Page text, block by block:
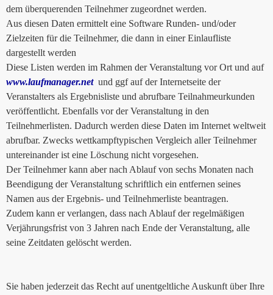
dem überquerenden Teilnehmer zugeordnet werden.
Aus diesen Daten ermittelt eine Software Runden- und/oder
Zielzeiten für die Teilnehmer, die dann in einer Einlaufliste
dargestellt werden
Diese Listen werden im Rahmen der Veranstaltung vor Ort und auf
www.laufmanager.netund ggf auf der Internetseite der
Veranstalters als Ergebnisliste und abrufbare Teilnahmeurkunden
veröffentlicht. Ebenfalls vor der Veranstaltung in den
Teilnehmerlisten. Dadurch werden diese Daten im Internet weltweit
abrufbar. Zwecks wettkampftypischen Vergleich aller Teilnehmer
untereinander ist eine Löschung nicht vorgesehen.
Der Teilnehmer kann aber nach Ablauf von sechs Monaten nach
Beendigung der Veranstaltung schriftlich ein entfernen seines
Namen aus der Ergebnis- und Teilnehmerliste beantragen.
Zudem kann er verlangen, dass nach Ablauf der regelmäßigen
Verjährungsfrist von 3 Jahren nach Ende der Veranstaltung, alle
seine Zeitdaten gelöscht werden.
Sie haben jederzeit das Recht auf unentgeltliche Auskunft über Ihre